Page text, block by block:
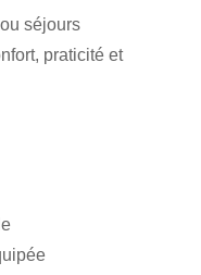
séjours
praticité et